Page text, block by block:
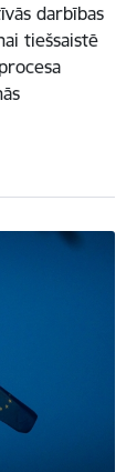
darbības
tiešsaistē